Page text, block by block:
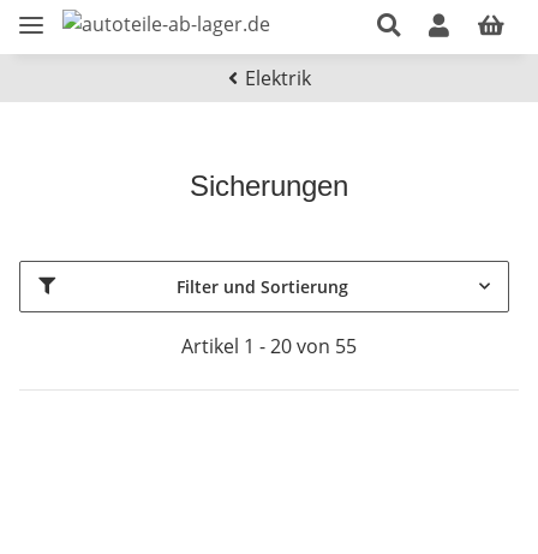
Elektrik
Sicherungen
Filter und Sortierung
Artikel 1 - 20 von 55